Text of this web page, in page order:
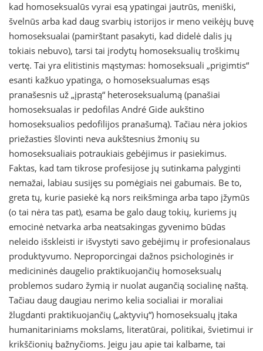
kad homoseksualūs vyrai esą ypatingai jautrūs, meniški,
švelnūs arba kad daug svarbių istorijos ir meno veikėjų buvę
homoseksualai (pamirštant pasakyti, kad didelė dalis jų
tokiais nebuvo), tarsi tai įrodytų homoseksualių troškimų
vertę. Tai yra elitistinis mąstymas: homoseksuali „prigimtis“
esanti kažkuo ypatinga, o homoseksualumas esąs
pranašesnis už „įprastą“ heteroseksualumą (panašiai
homoseksualas ir pedofilas André Gide aukštino
homoseksualios pedofilijos pranašumą). Tačiau nėra jokios
priežasties šlovinti neva aukštesnius žmonių su
homoseksualiais potraukiais gebėjimus ir pasiekimus.
Faktas, kad tam tikrose profesijose jų sutinkama palyginti
nemažai, labiau susijęs su pomėgiais nei gabumais. Be to,
greta tų, kurie pasiekė ką nors reikšminga arba tapo įžymūs
(o tai nėra tas pat), esama be galo daug tokių, kuriems jų
emocinė netvarka arba neatsakingas gyvenimo būdas
neleido išskleisti ir išvystyti savo gebėjimų ir profesionalaus
produktyvumo. Neproporcingai dažnos psichologinės ir
medicininės daugelio praktikuojančių homoseksualų
problemos sudaro žymią ir nuolat augančią socialinę naštą.
Tačiau daug daugiau nerimo kelia socialiai ir moraliai
žlugdanti praktikuojančių („aktyvių“) homoseksualų įtaka
humanitariniams mokslams, literatūrai, politikai, švietimui ir
krikščionių bažnyčioms. Jeigu jau apie tai kalbame, tai